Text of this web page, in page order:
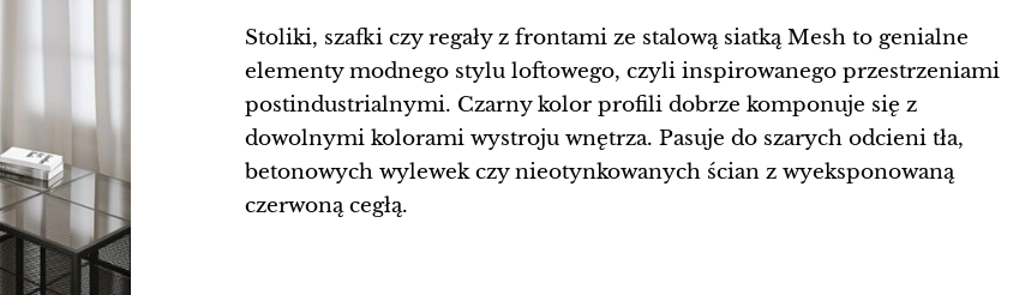
Stoliki, szafki czy regały z frontami ze stalową siatką Mesh to genialne
elementy modnego stylu loftowego, czyli inspirowanego przestrzeniami
postindustrialnymi. Czarny kolor profili dobrze komponuje się z
dowolnymi kolorami wystroju wnętrza. Pasuje do szarych odcieni tła,
betonowych wylewek czy nieotynkowanych ścian z wyeksponowaną
czerwoną cegłą.